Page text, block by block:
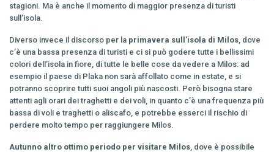
stagioni. Ma è anche il momento di maggior presenza di turisti
sull’isola.
Diverso invece il discorso per la primavera sull’isola di Milos , dove
c’è una bassa presenza di turisti e ci si può godere tutte i bellissimi
colori dell’isola in fiore, di tutte le belle cose da vedere a Milos: ad
esempio il paese di Plaka non sarà affollato come in estate, e si
potranno scoprire tutti suoi angoli più nascosti. Però bisogna stare
attenti agli orari dei traghetti e dei voli, in quanto c’è una frequenza più
bassa di voli e traghetti o aliscafo, e potrebbe esserci il rischio di
perdere molto tempo per raggiungere Milos.
Autunno altro ottimo periodo per visitare Milos , dove è possibile